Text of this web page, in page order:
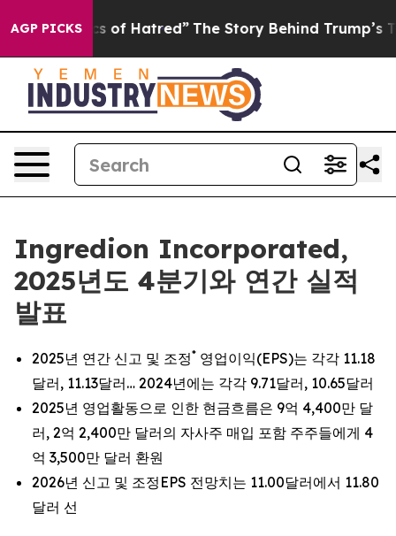
AGP PICKS
Hatred” The Story Behind Trump’s Terrible
Ingredion Incorporated,
2025년도 4분기와 연간 실적
발표
2025년 연간 신고 및 조정* 영업이익(EPS)는 각각 11.18
달러, 11.13달러… 2024년에는 각각 9.71달러, 10.65달러
2025년 영업활동으로 인한 현금흐름은 9억 4,400만 달
러, 2억 2,400만 달러의 자사주 매입 포함 주주들에게 4
억 3,500만 달러 환원
2026년 신고 및 조정EPS 전망치는 11.00달러에서 11.80
달러 선